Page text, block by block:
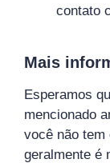
contato
Mais
Esperamos
mencionado
você não tem
geralmente é